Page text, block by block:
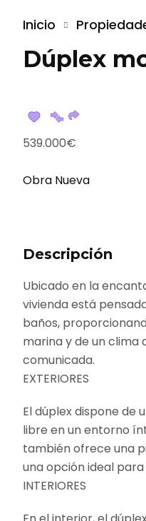
Inicio
Dúplex
539.000€
Obra Nueva
Descripción
Ubicado en la
vivienda está
baños,
marina y de un clima
comunicada.
EXTERIORES
El dúplex dispone
libre en un entorno
también ofrece una
una opción ideal
INTERIORES